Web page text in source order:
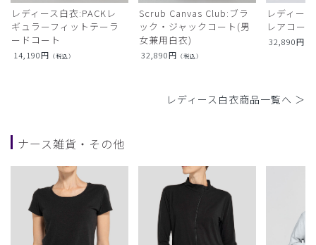
レディース白衣:PACKレ
ギュラーフィットテーラ
ードコート
14,190円 （税込）
Scrub Canvas Club:ブラ
ック・ジャックコート(男
女兼用白衣)
32,890円 （税込）
レディー
レアコート
32,890円
レディース白衣商品一覧へ ＞
ナース雑貨・その他